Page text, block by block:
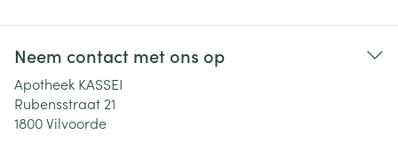
Neem contact met ons op
Apotheek KASSEI
Rubensstraat 21
1800Vilvoorde